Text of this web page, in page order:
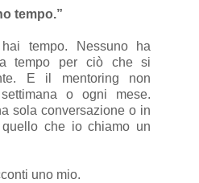
tempo.”
tempo. Nessuno ha
tempo per ciò che si
E il mentoring non
o ogni mese.
sola conversazione o in
che io chiamo un
uno mio.